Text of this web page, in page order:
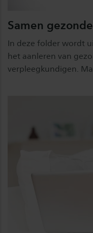
Samen
In deze folder wordt
het aanleren van
verpleegkundigen.